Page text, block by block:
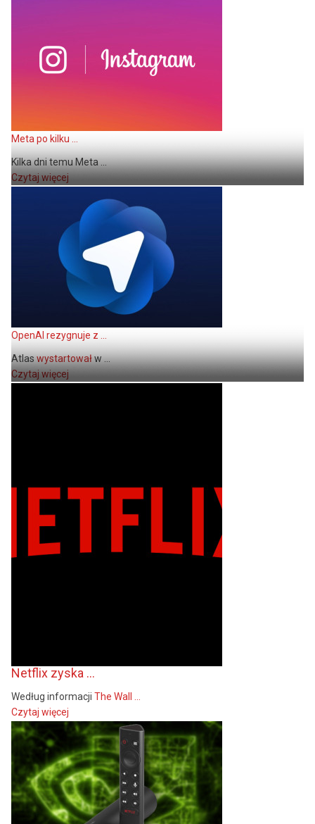
Meta po kilku ...
Kilka dni temu Meta ...
Czytaj więcej
OpenAI rezygnuje z ...
Atlaswystartowałw ...
Czytaj więcej
Netflix zyska ...
Według informacji The Wall ...
Czytaj więcej